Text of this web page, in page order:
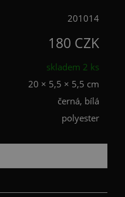
201014
180 CZK
skladem 2 ks
20 × 5,5 × 5,5 cm
černá, bílá
polyester